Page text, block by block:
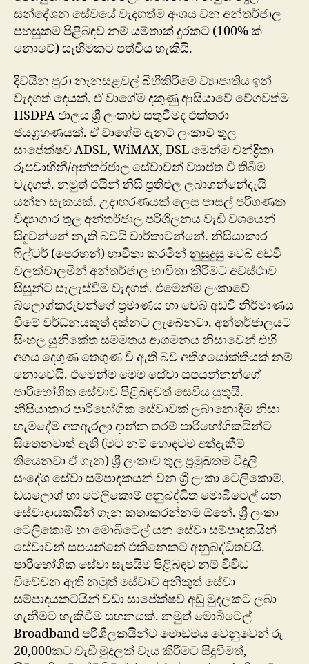
සන්දේශන සේවයේ වැදගත්ම අංශය වන අන්තර්ජාල
පහසුකම පිළිබඳව නම් යම්තාක් දුරකට (100% ක්
නොවේ) සෑහිමකට පත්විය හැකියි.
දිවයින පුරා නැනසළවල් බිහිකිරීමේ ව්‍යාපෘතිය ඉන්
වැදගත් දෙයක්. ඒ වාගේම දකුණු ආසියාවේ වේගවත්ම
HSDPA ජාලය ශ්‍රී ලංකාව සතුවීමද එක්තරා
ජයග්‍රහණයක්. ඒ වාගේම දැනට ලංකාව තුල
සාපේක්ෂව ADSL, WiMAX, DSL මෙන්ම චන්ද්‍රිකා
රූපවාහිනී/අන්තර්ජාල සේවාවන් ව්‍යාප්ත වී තිබීම
වැදගත්. නමුත් එයින් නිසි ප්‍රතිඵල ලබාගන්නේදැයි
යන්න සැකයක්. උදාහරණයක් ලෙස පාසල් පරිගණක
විද්‍යාගාර තුල අන්තර්ජාල පරිශීලනය වැඩි වශයෙන්
සිදුවන්නේ නැති බවයි වාර්තාවන්නේ. නිසියාකාර
‍ෆිල්ටර් (පෙරහන්) භාවිතා කරමින් නුසුදුසු වෙබ් අඩවි
‍වලක්වාලමින් අන්තර්ජාල භාවිතා කිරීමට අවස්ථාව
සිසුන්ට සැලැස්වීම වැදගත්. එමෙන්ම ලංකාවේ
බ්ලොග්කරුවන්ගේ ප්‍රමාණය හා වෙබ් අඩවි නිර්මාණය
වීමේ වර්ධනයකුත් දක්නට ලැබෙනවා. අන්තර්ජාලයට
සිංහල යුනිකේත සම්මතය ආගමනය නිසාවෙන් එහි
‍අගය දෙගුණ තෙගුණ වී ඇති බව අතිශයෝක්තියක් නම්
නොවෙයි. එමෙන්ම මෙම සේවා සපයන්නන්ගේ
පාරිභෝගික සේවාව පිළිබඳවත් සෙවිය යුතුයි.
නිසියාකාර පාරිභෝගික සේවාවක් ලබානොදීම නිසා
හැමදේම අතඇරලා දාන්න තරම් පාරිභෝගිකයින්ට
සිතෙනවාත් ඇති (මට නම් හොඳටම අත්දැකීම්
තියෙනවා ඒ ගැන) ශ්‍රී ලංකාව තුල ප්‍රමුඛතම විදුලි
සංදේශ ‍සේවා සම්පාදකයන් වන ශ්‍රී ලංකා ටෙලිකොම්,
ඩයලොග් හා ටෙලිකොම් අනුබද්ධිත මොබිටෙල් යන
සේවාදායකයින් ගැන කතාකරන්නම ඕනේ. ශ්‍රී ලංකා
ටෙලිකොම් හා මොබිටෙල් යන සේවා සම්පාදකයින්
සේවාවන් සපයන්නේ එකිනෙකට අනුබද්ධිතවයි.
පාරිභෝගික සේවා සැපයීම පිළිබඳව නම් විවිධ
විවේචන ඇති නමුත් ‍සේවාව අ‍නිකුත් සේවා
සම්පාදයකටයින් වඩා සාපේක්ෂව අඩු මුදලකට ලබා
ගැනීමට හැකිවීම සහනයක්. නමුත් මොබිටෙල්
Broadband පරිශීලකයින්ට මොඩමය වෙනුවෙන් රු
20,000කට වැඩි මුදලක් වැය කිරීමට සිදුවීමත්,